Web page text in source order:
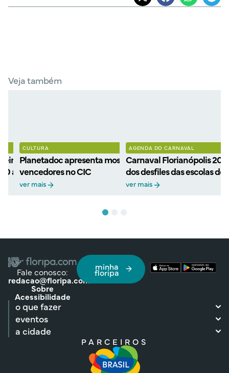
Veja também
filmes
anos com retorno ao
CULTURA
Planetadoc apresenta mostra gratuita de filmes
vencedores no CIC
ver mais
AGENDA DO CARNAVAL
Carnaval Florianópolis
dos desfiles das escolas de
ver mais
Fale conosco:
redacao@floripa.com
Sobre
Acessibilidade
minha
floripa
o que fazer
eventos
a cidade
PARCEIROS